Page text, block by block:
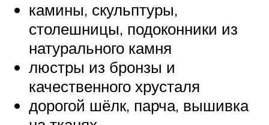
камины, скульптуры,
столешницы, подоконники из
натурального камня
люстры из бронзы и
качественного хрусталя
дорогой шёлк, парча, вышивка